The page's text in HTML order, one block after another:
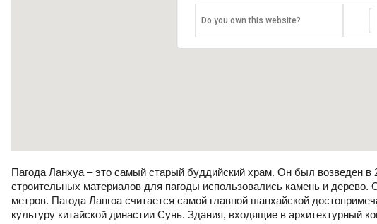
Do you own this website?
Пагода Ланхуа – это самый старый буддийский храм. Он был возведен в
строительных материалов для пагоды использовались камень и
метров. Пагода Лангоа считается самой главной шанхайской
культуру китайской династии Сунь. Здания, входящие в архитектурный